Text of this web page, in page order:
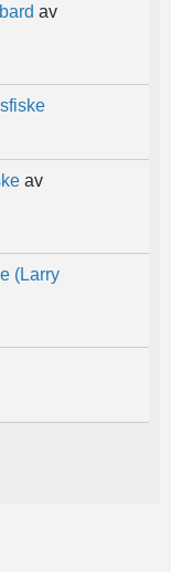
av
av
(Larry